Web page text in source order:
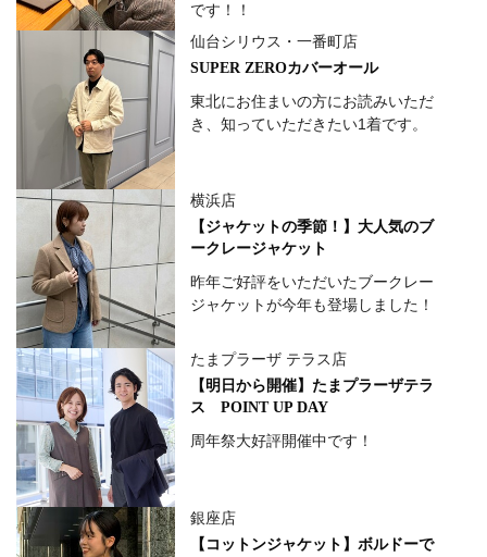
です！！
仙台シリウス・一番町店
SUPER ZEROカバーオール
東北にお住まいの方にお読みいただ
き、知っていただきたい1着です。
横浜店
【ジャケットの季節！】大人気のブ
ークレージャケット
昨年ご好評をいただいたブークレー
ジャケットが今年も登場しました！
たまプラーザ テラス店
【明日から開催】たまプラーザテラ
ス POINT UP DAY
周年祭大好評開催中です！
銀座店
【コットンジャケット】ボルドーで